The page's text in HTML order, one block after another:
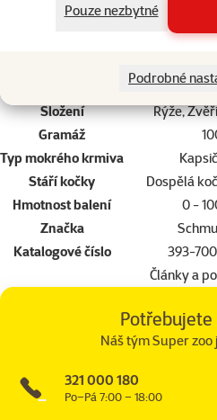
Pouze nezbytné
Podrobné
mg / kg, zinek (síran zinečnatý
⭐⭐⭐
Složení
Rýže,
Gramáž
Typ mokrého krmiva
Stáří kočky
Dospělá
Hmotnost balení
0 -
Značka
Katalogové číslo
393-
Články a
Náš tým Super
321 000 180
Po–Pá 7:00 – 18:00